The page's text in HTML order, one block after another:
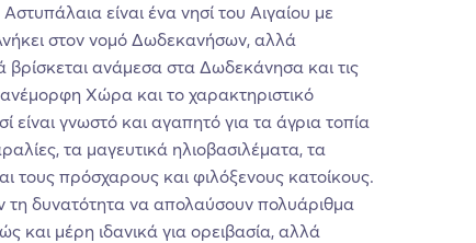
είναι ένα νησί του Αιγαίου με
στον νομό Δωδεκανήσων, αλλά
βρίσκεται ανάμεσα στα Δωδεκάνησα και τις
Χώρα και το χαρακτηριστικό
είναι γνωστό και αγαπητό για τα άγρια τοπία
τα μαγευτικά ηλιοβασιλέματα, τα
τους πρόσχαρους και φιλόξενους κατοίκους.
τη δυνατότητα να απολαύσουν πολυάριθμα
και μέρη ιδανικά για ορειβασία, αλλά